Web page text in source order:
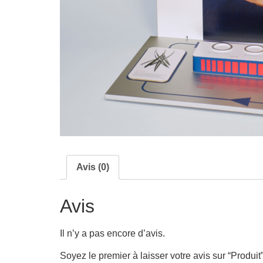
Avis (0)
Avis
Il n’y a pas encore d’avis.
Soyez le premier à laisser votre avis sur “Produit”